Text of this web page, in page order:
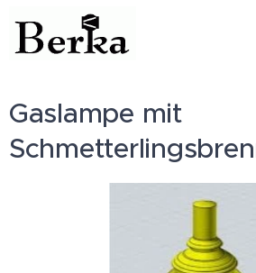
Gaslampe mit